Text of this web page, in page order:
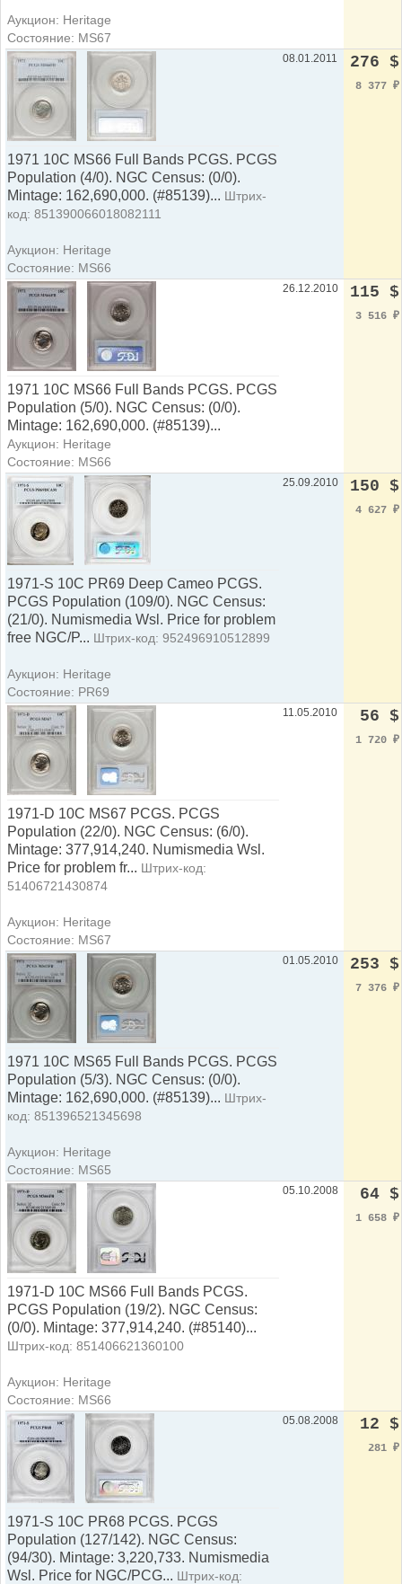
Аукцион: Heritage
Состояние: MS67
1971 10C MS66 Full Bands PCGS. PCGS
Population (4/0). NGC Census: (0/0).
Mintage: 162,690,000. (#85139)... Штрих-
код: 851390066018082111
Аукцион: Heritage
Состояние: MS66
08.01.2011 276 $
8 377 ₽
1971 10C MS66 Full Bands PCGS. PCGS
Population (5/0). NGC Census: (0/0).
Mintage: 162,690,000. (#85139)...
Аукцион: Heritage
Состояние: MS66
26.12.2010 115 $
3 516 ₽
1971-S 10C PR69 Deep Cameo PCGS.
PCGS Population (109/0). NGC Census:
(21/0). Numismedia Wsl. Price for problem
free NGC/P... Штрих-код: 952496910512899
Аукцион: Heritage
Состояние: PR69
25.09.2010 150 $
4 627 ₽
1971-D 10C MS67 PCGS. PCGS
Population (22/0). NGC Census: (6/0).
Mintage: 377,914,240. Numismedia Wsl.
Price for problem fr... Штрих-код:
51406721430874
Аукцион: Heritage
Состояние: MS67
11.05.2010 56 $
1 720 ₽
1971 10C MS65 Full Bands PCGS. PCGS
Population (5/3). NGC Census: (0/0).
Mintage: 162,690,000. (#85139)... Штрих-
код: 851396521345698
Аукцион: Heritage
Состояние: MS65
01.05.2010 253 $
7 376 ₽
1971-D 10C MS66 Full Bands PCGS.
PCGS Population (19/2). NGC Census:
(0/0). Mintage: 377,914,240. (#85140)...
Штрих-код: 851406621360100
Аукцион: Heritage
Состояние: MS66
05.10.2008 64 $
1 658 ₽
1971-S 10C PR68 PCGS. PCGS
Population (127/142). NGC Census:
(94/30). Mintage: 3,220,733. Numismedia
Wsl. Price for NGC/PCG... Штрих-код:
05.08.2008 12 $
281 ₽